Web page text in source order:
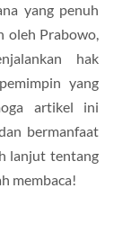
yang penuh
oleh Prabowo,
hak
yang
artikel ini
bermanfaat
lanjut tentang
membaca!